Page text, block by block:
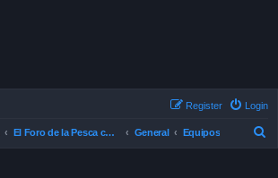
Login
Register
El Foro de la Pesca con Mosca en Chile General Equipos